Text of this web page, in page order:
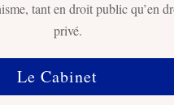
tant en droit public qu’en
privé.
Le Cabinet